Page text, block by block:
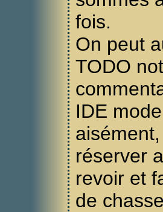
fois.
On peut
TODO
IDE
réserver
revoir et
de